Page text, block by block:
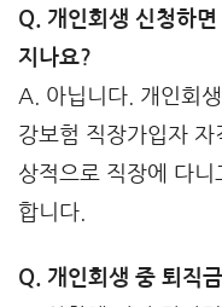
Q. 개인회생 신청하
지나요?
A. 아닙니다. 개인회
강보험 직장가입자
상적으로 직장에 다
합니다.
Q. 개인회생 중 퇴직